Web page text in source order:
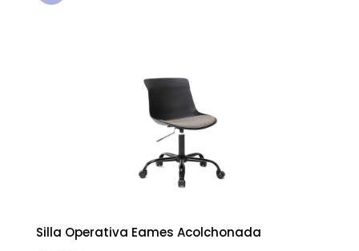
Silla Operativa Eames Acolchonada